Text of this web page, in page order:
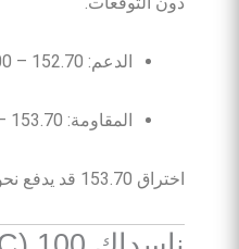
الدعم: 152.70 – 152.00
المقاومة: 153.70 – 154.70
اختراق 153.70 قد يدفع نحو 154.70.